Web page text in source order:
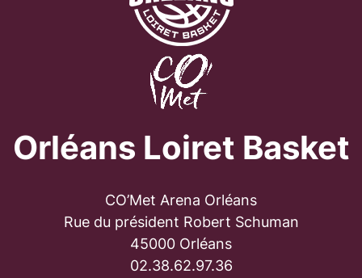
Orléans Loiret Basket
CO’Met Arena Orléans
Rue du président Robert Schuman
45000 Orléans
02.38.62.97.36